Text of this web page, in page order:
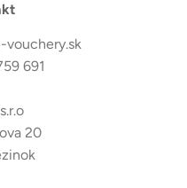
vouchery.sk
691
20